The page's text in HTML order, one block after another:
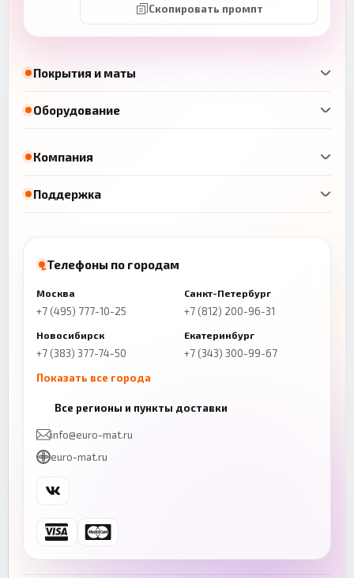
Покрытия и маты
Оборудование
Скопировать промпт
Компания
Поддержка
Телефоны по городам
Москва
+7 (495) 777-10-25
Санкт-Петербург
+7 (812) 200-96-31
Новосибирск
+7 (383) 377-74-50
Екатеринбург
+7 (343) 300-99-67
Показать все города
+7 (843) 206-01-30
Челябинск
+7 (343) 300-99-67
Ростов-на-Дону
+7 (863) 333-50-75
Все регионы и пункты доставки
info@euro-mat.ru
euro-mat.ru